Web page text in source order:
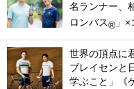
名ランナー、
ロンパス® 」
世界の頂点に
ブレイセンと
学ぶこと」《